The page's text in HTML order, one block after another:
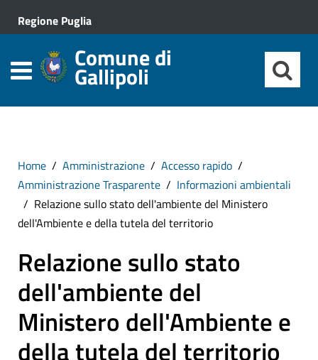
Regione Puglia
Comune di
Gallipoli
Home Amministrazione
Accesso rapido
Amministrazione Trasparente
Informazioni ambientali
Relazione sullo stato dell'ambiente del Ministero
dell'Ambiente e della tutela del territorio
Relazione sullo stato
dell'ambiente del
Ministero dell'Ambiente e
della tutela del territorio